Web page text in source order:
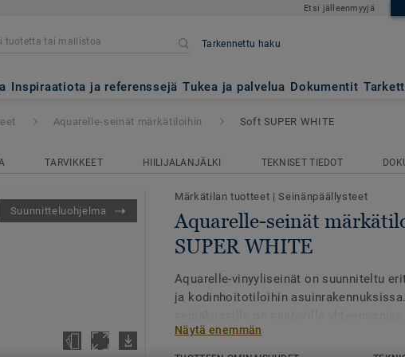
Etsi jälleenmyyjä
Tarkennettu haku
Inspiraatiota ja referenssejä Tukea ja palvelua Dokumentit
märkätiloihin - Soft SUPER
Aquarelle-seinät märkätiloihin Soft SUPER WHITE
TARVIKKEET HIILIJALANJÄLKI TEKNISET TIEDOT
Suunnitteluohjelma
Märkätilan tuotteet |Seinänpäällysteet
Aquarelle-seinät
SUPER WHITE
Aquarelle-vinyyliseinät on suunniteltu
ja kodinhoitotiloihin
tilaan visuaalisesti yhtenäisen ja
saanut inspiraationsa luonnon
Näytä enemmän